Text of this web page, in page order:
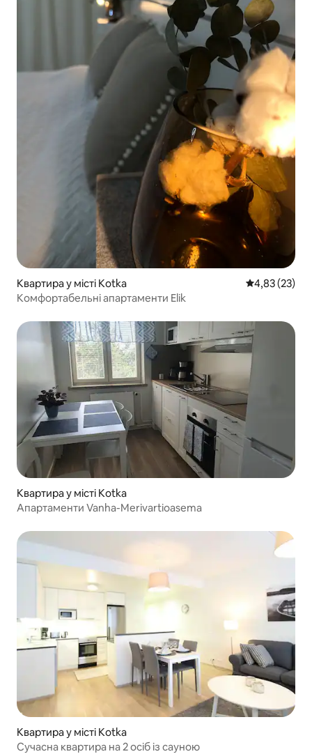
Квартира у місті Kotka Середня
4,83 (23)
Комфортабельні апартаменти Elik
Квартира у місті Kotka
Апартаменти Vanha-Merivartioasema
Квартира у місті Kotka
Сучасна квартира на 2 осіб із сауною